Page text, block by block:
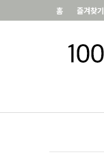
홈 즐겨찾기